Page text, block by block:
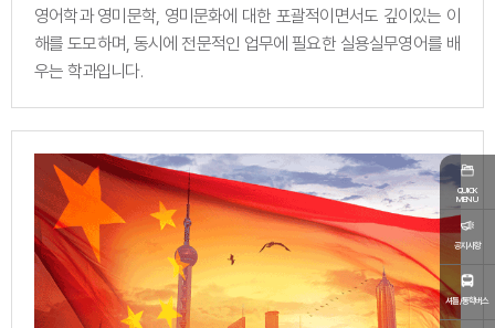
QUICK
MENU
공지사항
셔틀/통학버스
영어학과 영미문학, 영미문화에 대한 포괄적이면서도 깊이있는 이
해를 도모하며, 동시에 전문적인 업무에 필요한 실용실무영어를 배
우는 학과입니다.